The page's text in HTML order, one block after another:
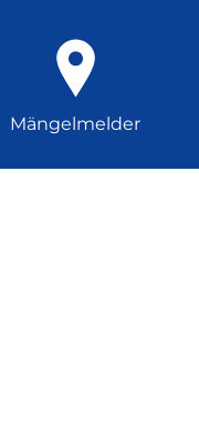
Mängelmelder